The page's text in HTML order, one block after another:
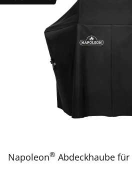
Napoleon® Abdeckhaube für